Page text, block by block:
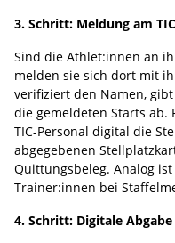
3. Schritt: Meldung am
Sind die Athlet:innen an
melden sie sich dort mit
verifiziert den Namen,
die gemeldeten Starts ab.
TIC-Personal digital die
abgegebenen
Quittungsbeleg. Analog
Trainer:innen bei
4. Schritt: Digitale